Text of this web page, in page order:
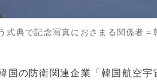
式典で記念写真におさまる関係者
国の防衛関連企業「韓国航空